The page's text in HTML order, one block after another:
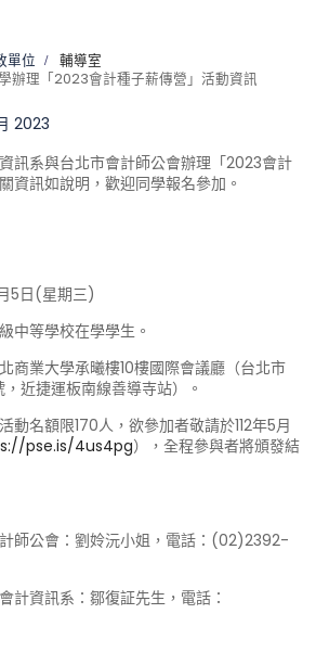
單位
輔導室
辦理「2023會計種子薪傳營」活動資訊
2023
訊系與台北市會計師公會辦理「2023會計
資訊如說明，歡迎同學報名參加。
5日(星期三)
中等學校在學學生。
商業大學承曦樓10樓國際會議廳（台北市
近捷運板南線善導寺站）。
動名額限170人，欲參加者敬請於112年5月
pse.is/4us4pg），全程參與者將頒發結
師公會：劉姈沅小姐，電話：(02)2392-
計資訊系：鄒復証先生，電話：